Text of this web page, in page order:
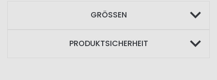
GRÖSSEN
PRODUKTSICHERHEIT